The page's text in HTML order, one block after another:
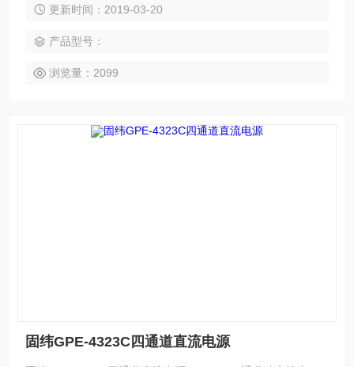
定及回读参数检视功能 7、具面板锁功能，串/并联操作模式
更新时间：2019-03-20
产品型号：
浏览量：2099
固纬GPE-4323C四通道直流电源